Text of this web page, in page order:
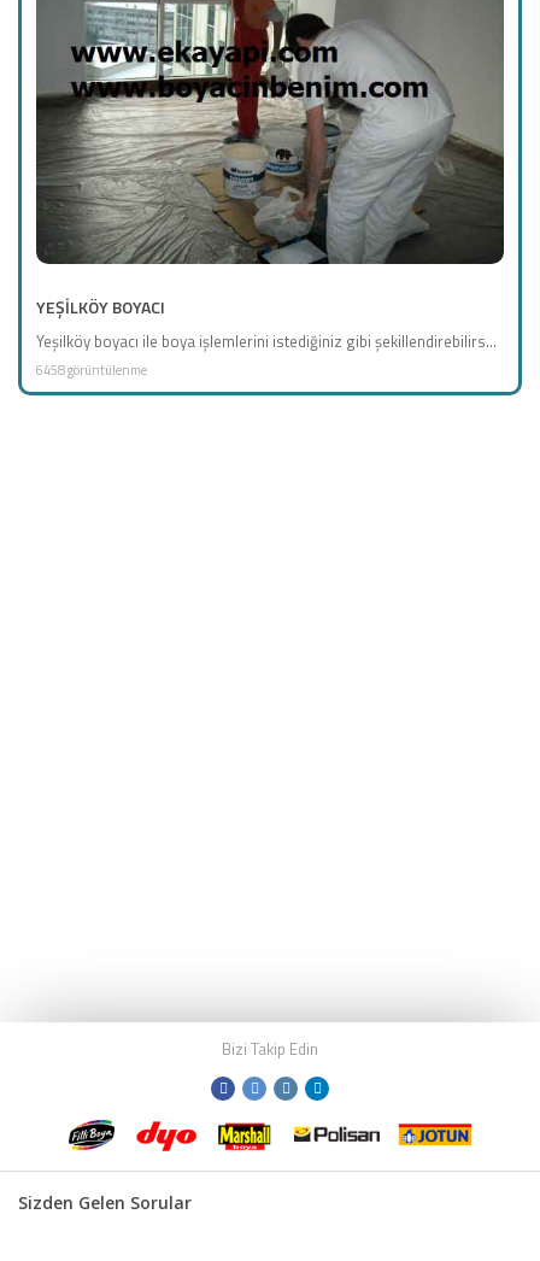
YEŞİLKÖY BOYACI
Yeşilköy boyacı ile boya işlemlerini istediğiniz gibi şekillendirebilirs...
6458 görüntülenme
Bizi Takip Edin
Sizden Gelen Sorular